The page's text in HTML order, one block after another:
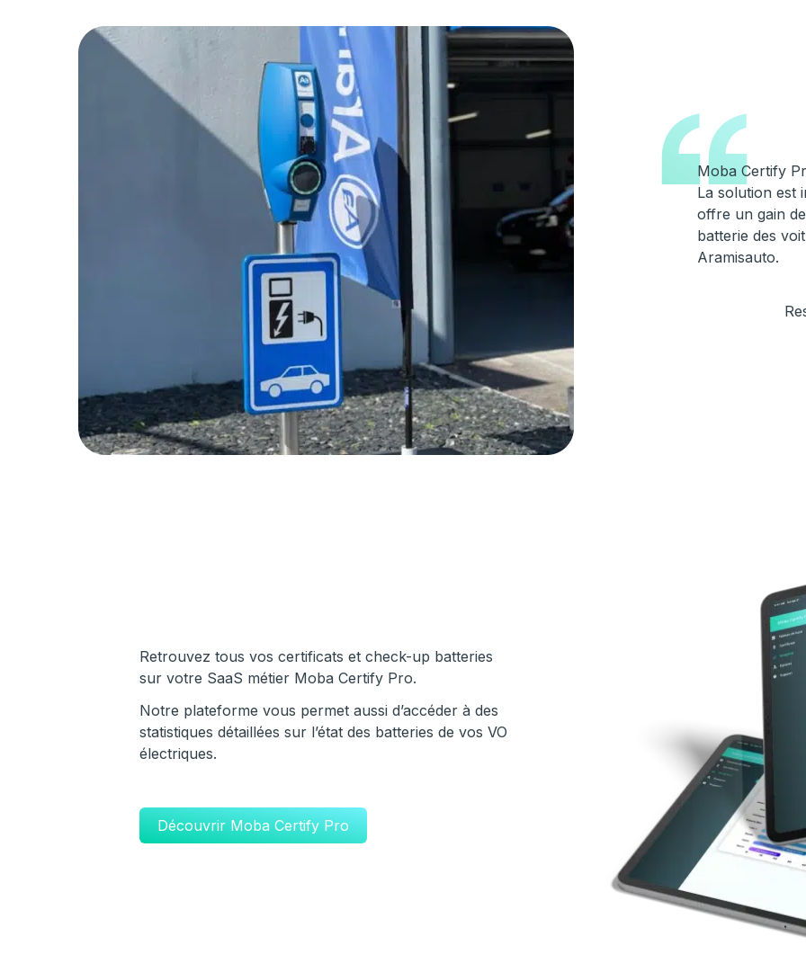
Moba Certify
La solution est
offre un gain
batterie des
Aramisauto.
Retrouvez tous vos certificats et check-up batteries
sur votre SaaS métier Moba Certify Pro.
Notre plateforme vous permet aussi d’accéder à des
statistiques détaillées sur l’état des batteries de vos VO
électriques.
Découvrir Moba Certify Pro